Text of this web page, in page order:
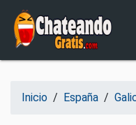
Salir del contenido
Inicio / España /